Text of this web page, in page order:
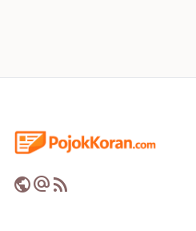
publicalternate_emailrss_feed